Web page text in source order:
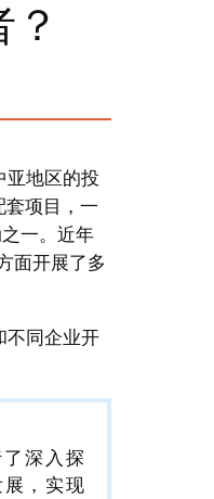
亚地区的投
项目，一
一。近年
面开展了多
不同企业开
深入探
，实现